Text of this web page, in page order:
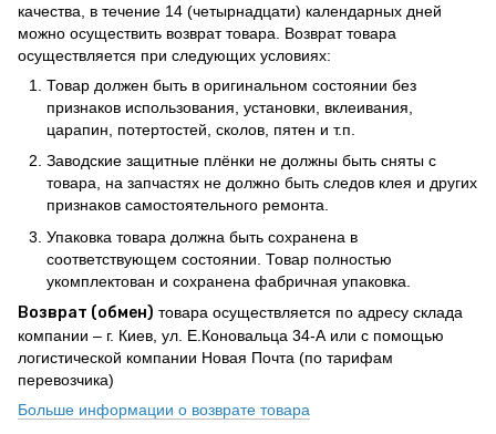
качества, в течение 14 (четырнадцати) календарных дней
можно осуществить возврат товара. Возврат товара
осуществляется при следующих условиях:
Товар должен быть в оригинальном состоянии без
признаков использования, установки, вклеивания,
царапин, потертостей, сколов, пятен и т.п.
Заводские защитные плёнки не должны быть сняты с
товара, на запчастях не должно быть следов клея и других
признаков самостоятельного ремонта.
Упаковка товара должна быть сохранена в
соответствующем состоянии. Товар полностью
укомплектован и сохранена фабричная упаковка.
Возврат (обмен) товара осуществляется по адресу склада
компании – г. Киев, ул. Е.Коновальца 34-А или с помощью
логистической компании Новая Почта (по тарифам
перевозчика)
Больше информации о возврате товара